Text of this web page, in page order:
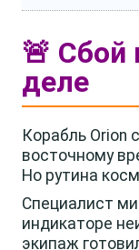
🚨 Сбой
деле
Корабль Orion
восточному
Но рутина
Специалист
индикаторе
экипаж